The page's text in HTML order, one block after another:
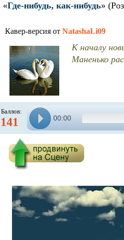
«Где-нибудь, как-нибудь»
Кавер-версия от NatashaLi09
К началу
Маненько
Баллов:
141 00:00